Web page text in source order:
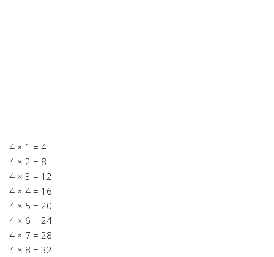
4 × 1 = 4
4 × 2 = 8
4 × 3 = 12
4 × 4 = 16
4 × 5 = 20
4 × 6 = 24
4 × 7 = 28
4 × 8 = 32